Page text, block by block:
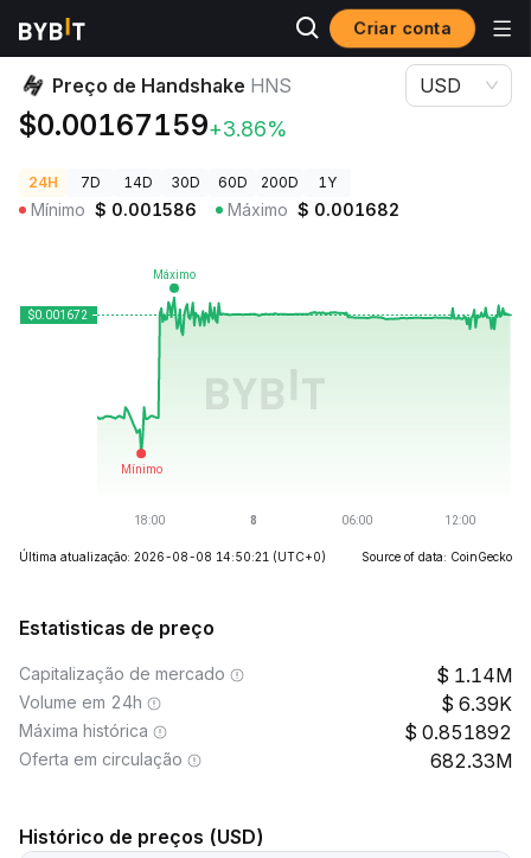
Criar conta
Preços de Criptomoedas Preço de Handshake HNS
Preço de Handshake HNS
$0.00167159+3.86%
USD
24H 7D 14D 30D 60D 200D 1Y
Mínimo $ 0.001586 Máximo $ 0.001682
Última atualização: 2026-08-08 14:50:21 (UTC+0) Source of data: CoinGecko
Estatisticas de preço
Capitalização de mercado 1.14M
Volume em 24h 6.39K
Máxima histórica 0.851892
Oferta em circulação 682.33M
Histórico de preços (USD)